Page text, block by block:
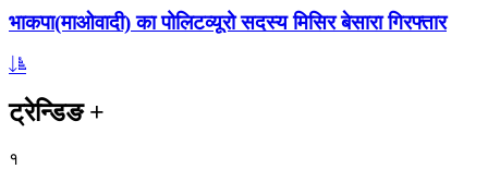
भाकपा(माओवादी) का पोलिटव्यूरो सदस्य मिसिर बेसारा गिरफ्तार
ट्रेन्डिङ+
१